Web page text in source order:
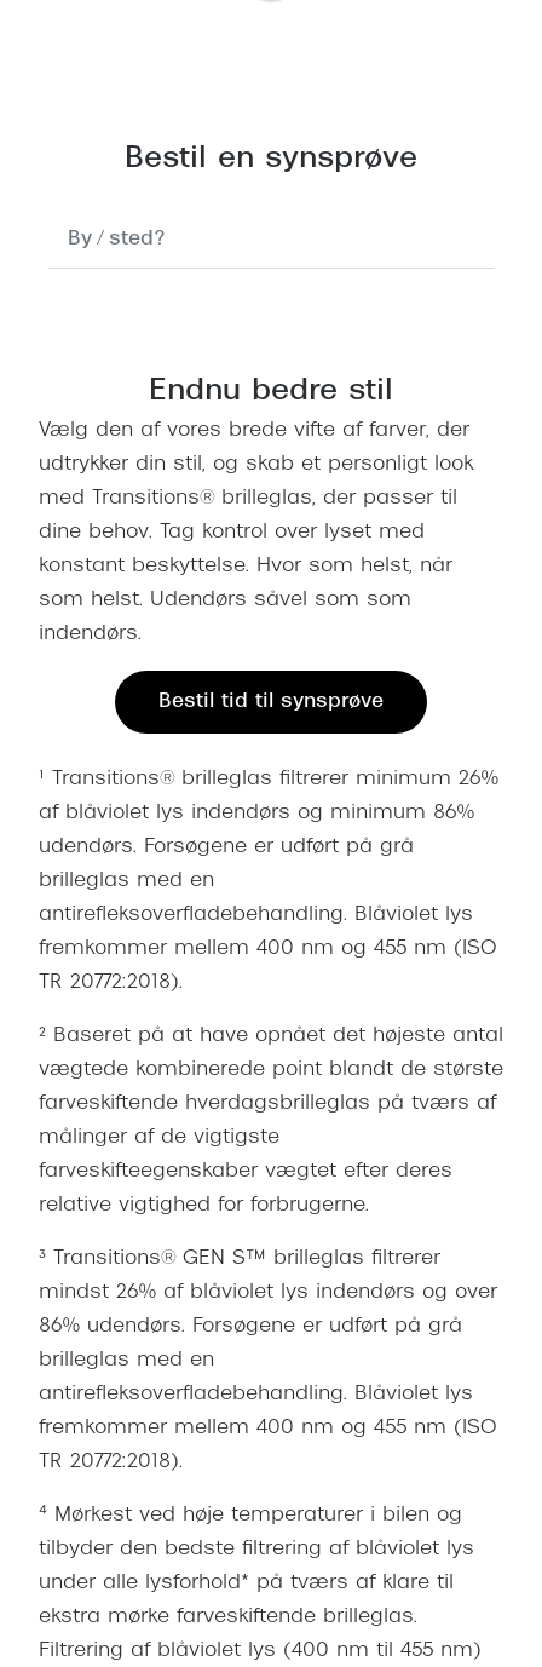
Bestil en synsprøve
s
u
t
e
r
e
t
u
g
p
e
t
n
f
o
r
d
d
n
u
v
Endnu bedre stil
Vælg den af vores brede vifte af farver, der
udtrykker din stil, og skab et personligt look
med Transitions® brilleglas, der passer til
dine behov.​ Tag kontrol over lyset med
konstant beskyttelse. Hvor som helst, når
som helst. Udendørs såvel som som
indendørs.
Bestil tid til synsprøve
¹ Transitions® brilleglas filtrerer minimum 26%
af blåviolet lys indendørs og minimum 86%
udendørs. Forsøgene er udført på grå
brilleglas med en
antirefleksoverfladebehandling. Blåviolet lys
fremkommer mellem 400 nm og 455 nm (ISO
TR 20772:2018).
² Baseret på at have opnået det højeste antal
vægtede kombinerede point blandt de største
farveskiftende hverdagsbrilleglas på tværs af
målinger af de vigtigste
farveskifteegenskaber vægtet efter deres
relative vigtighed for forbrugerne.
³ Transitions® GEN S™ brilleglas filtrerer
mindst 26% af blåviolet lys indendørs og over
86% udendørs. Forsøgene er udført på grå
brilleglas med en
antirefleksoverfladebehandling. Blåviolet lys
fremkommer mellem 400 nm og 455 nm (ISO
TR 20772:2018).
⁴ Mørkest ved høje temperaturer i bilen og
tilbyder den bedste filtrering af blåviolet lys
under alle lysforhold* på tværs af klare til
ekstra mørke farveskiftende brilleglas.
Filtrering af blåviolet lys (400 nm til 455 nm)